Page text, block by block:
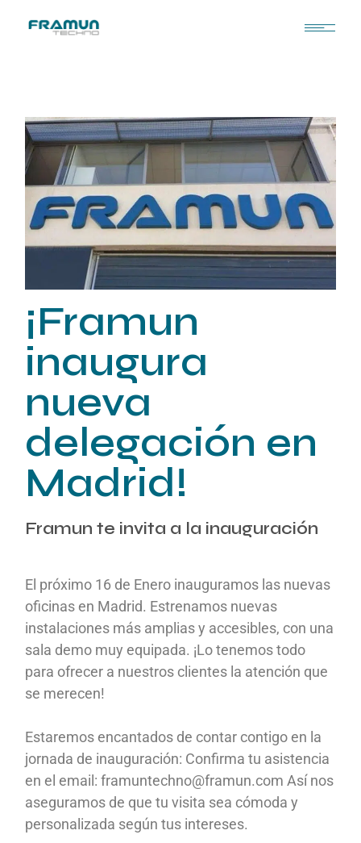
¡Framun
inaugura
nueva
delegación en
Madrid!
Framun te invita a la inauguración
El próximo 16 de Enero inauguramos las nuevas
oficinas en Madrid. Estrenamos nuevas
instalaciones más amplias y accesibles, con una
sala demo muy equipada. ¡Lo tenemos todo
para ofrecer a nuestros clientes la atención que
se merecen!
Estaremos encantados de contar contigo en la
jornada de inauguración: Confirma tu asistencia
en el email: framuntechno@framun.com Así nos
aseguramos de que tu visita sea cómoda y
personalizada según tus intereses.